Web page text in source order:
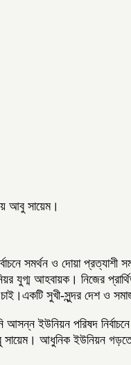
আবু সায়েম।
সমর্থন ও দোয়া প্রত্যাশী
যুগ্ম আহবায়ক। নিজের
সুখী-সুন্দর দেশ ও
আসন্ন ইউনিয়ন পরিষদ
আবু সায়েম। আধুনিক ইউনিয়ন